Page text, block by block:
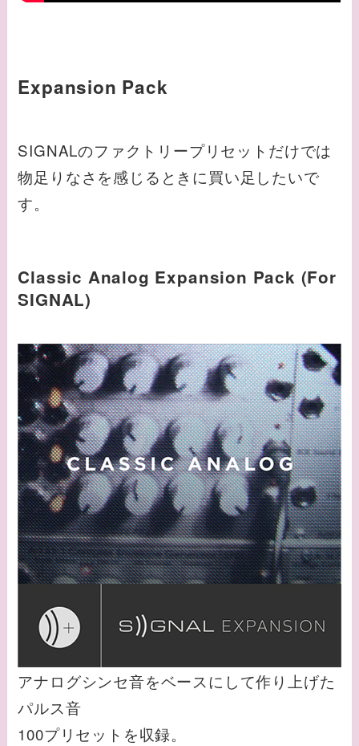
Expansion Pack
SIGNALのファクトリープリセットだけでは
物足りなさを感じるときに買い足したいで
す。
Classic Analog Expansion Pack (For
SIGNAL)
アナログシンセ音をベースにして作り上げた
パルス音
100プリセットを収録。